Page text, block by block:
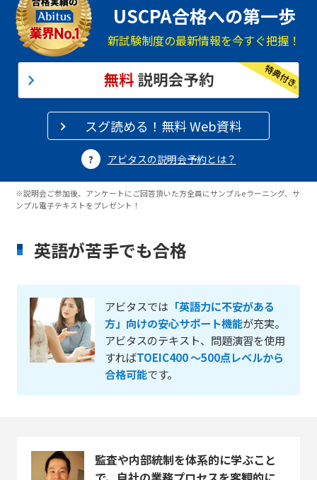
USCPA合格への第一歩
新試験制度の最新情報を今すぐ把握！
スグ読める！無料 Web資料
アビタスの説明会予約とは？
※説明会ご参加後、アンケートにご回答頂いた方全員にサンプルeラーニング、サ
ンプル電子テキストをプレゼント！
英語が苦手でも合格
アビタスでは 「英語力に不安がある
方」向けの安心サポート機能が充実。
アビタスのテキスト、問題演習を使用
すればTOEIC400 ～500点レベルから
合格可能です。
監査や内部統制を体系的に学ぶこと